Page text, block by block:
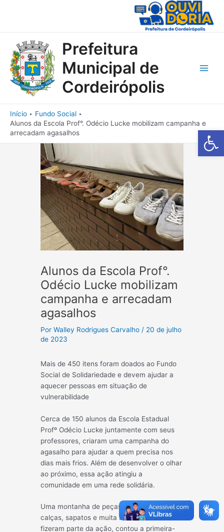
Barra de
Prefeitura
Municipal de
Cordeirópolis
Início
Fundo Social
Alunos da Escola Prof°. Odécio Lucke mobilizam campanha e
arrecadam agasalhos
Alunos da Escola Prof°.
Odécio Lucke mobilizam
campanha e arrecadam
agasalhos
PorWalley Rodrigues Carvalho/ 20 de julho
de 2023
Mais de 450 itens foram doados ao Fundo
Social de Solidariedade e devem ajudar a
aquecer pessoas em situação de
vulnerabilidade
Cerca de 150 alunos da Escola Estadual
Profº Odécio Lucke juntamente com seus
professores, criaram uma campanha do
agasalho para ajudar a quem precisa nos
dias mais frios. Além de desenvolver o olhar
ao próximo, essa ação atingiu a
comunidade em uma rede solidária.
Uma montanha de peças com agasalho,
calças, sapatos e muita boa vontade
fizeram parte da ação, contou a primeira-